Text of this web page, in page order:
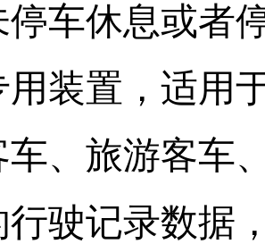
停车休息或者
用装置，适用
车、旅游客车
行驶记录数据